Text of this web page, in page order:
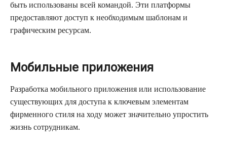
быть использованы всей командой. Эти платформы
предоставляют доступ к необходимым шаблонам и
графическим ресурсам.
Мобильные приложения
Разработка мобильного приложения или использование
существующих для доступа к ключевым элементам
фирменного стиля на ходу может значительно упростить
жизнь сотрудникам.